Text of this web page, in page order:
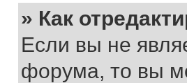
» Как
Если вы не
форума, то вы